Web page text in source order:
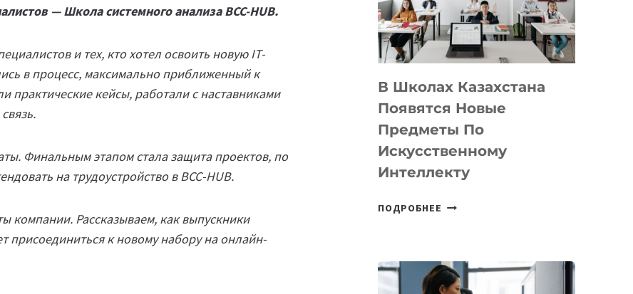
— Школа системного анализа BCC-HUB.
и тех, кто хотел освоить новую IT-
в процесс, максимально приближенный к
практические кейсы, работали с наставниками
Финальным этапом стала защита проектов, по
на трудоустройство в BCC-HUB.
компании. Рассказываем, как выпускники
присоединиться к новому набору на онлайн-
MOST
—
МЕЖДУНАРОДНУЮ
ДЛЯ
ТЕХНОЛОГИЧЕСКИХ
СТАРТАПОВ
В Школах Казахстана
Появятся Новые
Предметы По
Искусственному
Интеллекту
ПОДРОБНЕЕ
НОВЫЕ